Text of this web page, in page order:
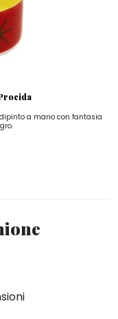
a mano con fantasia